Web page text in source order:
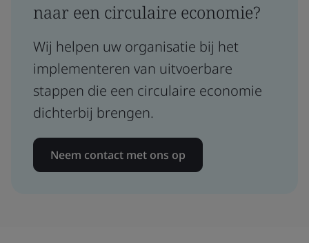
naar een circulaire economie?
Wij helpen uw organisatie bij het
implementeren van uitvoerbare
stappen die een circulaire economie
dichterbij brengen.
Neem contact met ons op